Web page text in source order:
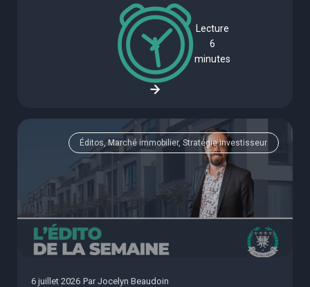
Lecture
6
minutes
Éditos, Marché immobilier, Stratégie investisseur
6 juillet 2026 Par Jocelyn Beaudoin